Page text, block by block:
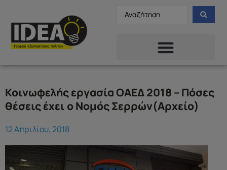
Κοινωφελής εργασία ΟΑΕΔ 2018 – Πόσες
θέσεις έχει ο Νομός Σερρών(Αρχείο)
12 Απριλίου, 2018